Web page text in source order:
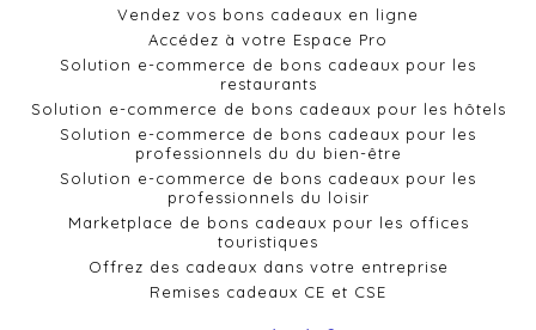
Vendez vos bons cadeaux en ligne
Accédez à votre Espace Pro
Solution e-commerce de bons cadeaux pour les
restaurants
Solution e-commerce de bons cadeaux pour les hôtels
Solution e-commerce de bons cadeaux pour les
professionnels du du bien-être
Solution e-commerce de bons cadeaux pour les
professionnels du loisir
Marketplace de bons cadeaux pour les offices
touristiques
Offrez des cadeaux dans votre entreprise
Remises cadeaux CE et CSE